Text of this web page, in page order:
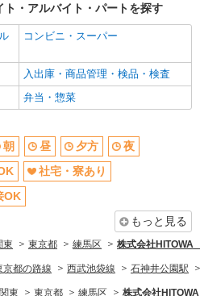
主婦・主夫歓迎
学歴不問
ミドル（40代～）活躍中
シニア（60代～）活躍中
昇給あり
時間や曜日が選べる・シフト自由
交通費支給
家賃補助・住宅手当有
産休・育休取得実績あり
各種手当（家族・役職・インセン
ティブなど）あり
制服貸与
社員登用あり
・アルバイト・パートを探す
コンビニ・スーパー
入出庫・商品管理・検品・検査
弁当・惣菜
朝 昼 夕方
夜
社宅・寮あり
OK
もっと見る
東 東京都 練馬区 株式会社HITOWA
京都の路線 西武池袋線 石神井公園駅
関東 東京都 練馬区 株式会社